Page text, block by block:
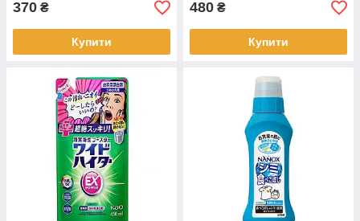
370 ₴
Купити
480 ₴
Купити